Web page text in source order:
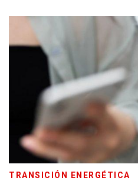
TRANSICIÓN ENERGÉTICA